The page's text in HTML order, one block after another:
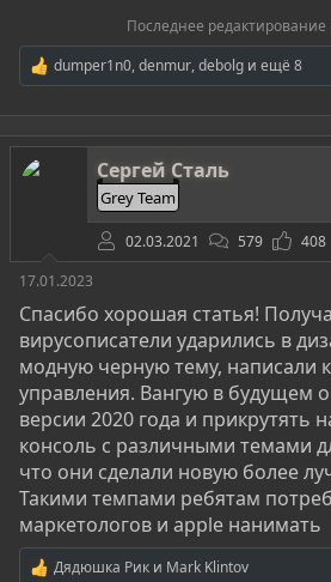
Последнее
Р
е
а
ц
и
dumper1n0,denmur,debolg и ещё 8
Сергей Сталь
Grey Team
02.03.2021 579
408
17.01.2023
Спасибо хорошая статья!
вирусописатели ударились в
модную черную тему, написали
управления. Вангую в будущем
версии 2020 года и прикрутять
консоль с различными темами
что они сделали новую более
Такими темпами ребятам
маркетологов и apple нанимать
Р
Дядюшка Рик и Mark Klintov